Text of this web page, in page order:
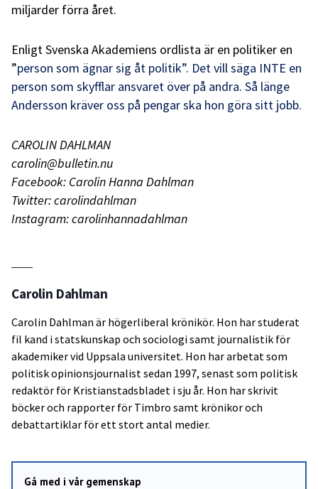
miljarder förra året.
Enligt Svenska Akademiens ordlista är en politiker en
”person som ägnar sig åt politik”. Det vill säga INTE en
person som skyfflar ansvaret över på andra. Så länge
Andersson kräver oss på pengar ska hon göra sitt jobb.
CAROLIN DAHLMAN
carolin@bulletin.nu
Facebook: Carolin Hanna Dahlman
Twitter: carolindahlman
Instagram: carolinhannadahlman
Carolin Dahlman
Carolin Dahlman är högerliberal krönikör. Hon har studerat
fil kand i statskunskap och sociologi samt journalistik för
akademiker vid Uppsala universitet. Hon har arbetat som
politisk opinionsjournalist sedan 1997, senast som politisk
redaktör för Kristianstadsbladet i sju år. Hon har skrivit
böcker och rapporter för Timbro samt krönikor och
debattartiklar för ett stort antal medier.
Gå med i vår gemenskap